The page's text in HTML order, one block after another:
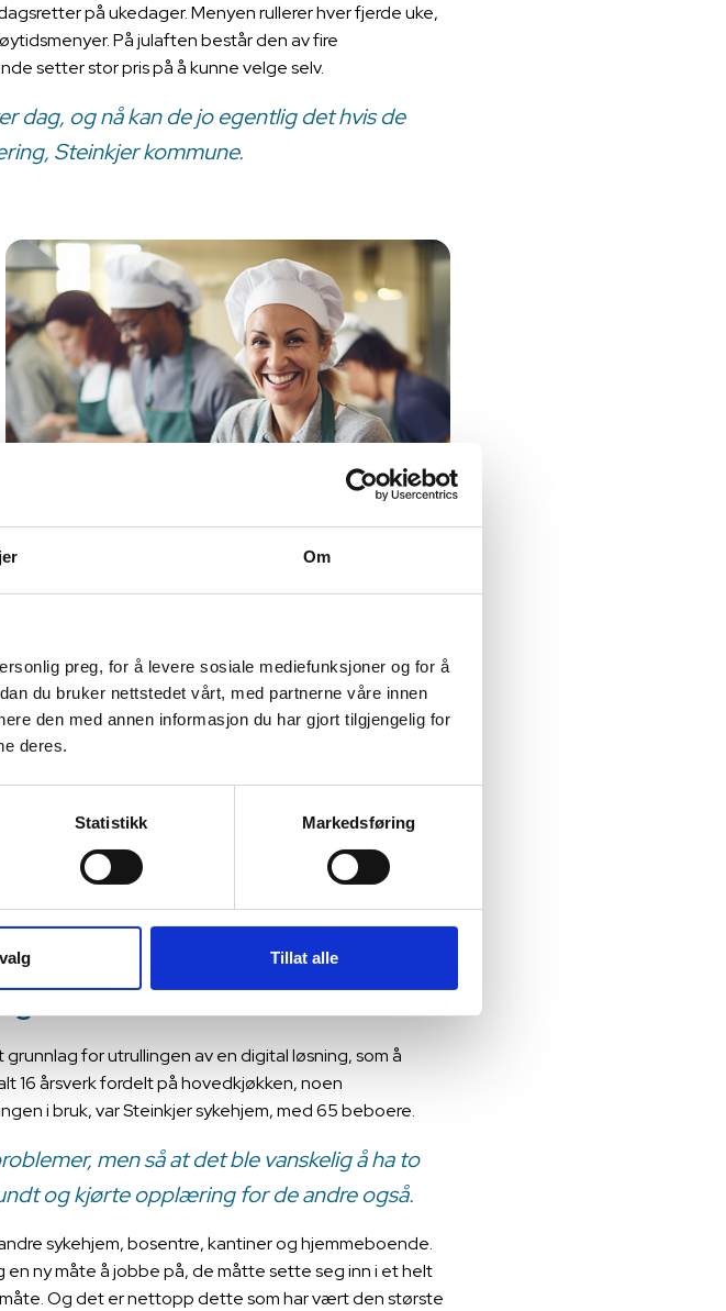
Om
preg, for å levere sosiale mediefunksjoner og for å
du bruker nettstedet vårt, med partnerne våre innen
den med annen informasjon du har gjort tilgjengelig for
deres.
Statistikk Markedsføring
Tillat alle
på ukedager. Menyen rullerer hver fjerde uke,
På julaften består den av fire
setter stor pris på å kunne velge selv.
dag, og nå kan de jo egentlig det hvis de
Steinkjer kommune.
bestillingslister fra 13 ulike kunder og
bulkbestilling og for spesialkost og nøkkelrådskost i
lagt inn enkeltvis og skrevet ut. Dette var manuelt
kunne bruke en hel dag på sin del av jobben,
for utrullingen av en digital løsning, som å
16 årsverk fordelt på hovedkjøkken, noen
i bruk, var Steinkjer sykehjem, med 65 beboere.
men så at det ble vanskelig å ha to
og kjørte opplæring for de andre også.
sykehjem, bosentre, kantiner og hjemmeboende.
ny måte å jobbe på, de måtte sette seg inn i et helt
Og det er nettopp dette som har vært den største